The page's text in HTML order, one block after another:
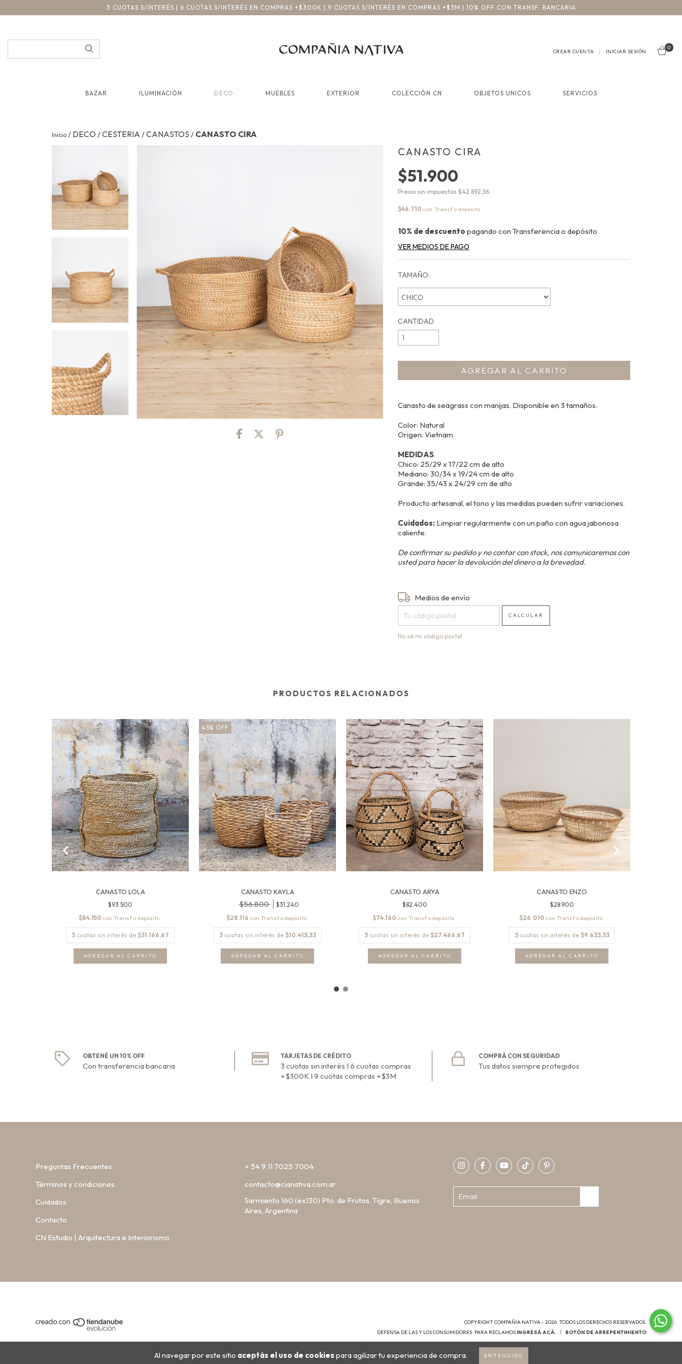
Al navegar por este sitio aceptás el uso de cookies para agilizar tu experiencia de compra. ENTENDIDO
3 CUOTAS S/INTERÉS | 6 CUOTAS S/INTERÉS EN COMPRAS +$300K | 9 CUOTAS S/INTERÉS EN COMPRAS +$3M | 10% OFF CON TRANSF. BANCARIA
CREAR CUENTA INICIAR SESIÓN
0
BAZAR ILUMINACIÓN DECO MUEBLES EXTERIOR COLECCIÓN CN OBJETOS UNICOS SERVICIOS
Inicio / DECO /CESTERIA /CANASTOS / CANASTO CIRA
CANASTO CIRA
$51.900
Precio sin impuestos$42.892,56
$46.710 con
10% de descuento pagando con Transferencia o depósito
VER MEDIOS DE PAGO
TAMAÑO:
CANTIDAD
Canasto de seagrass con manijas. Disponible en 3 tamaños.
Color: Natural
Origen: Vietnam
MEDIDAS
Chico: 25/29 x 17/22 cm de alto
Mediano: 30/34 x 19/24 cm de alto
Grande: 35/43 x 24/29 cm de alto
Producto artesanal, el tono y las medidas pueden sufrir variaciones.
Cuidados: Limpiar regularmente con un paño con agua jabonosa
caliente.
De confirmar su pedido y no contar con stock, nos comunicaremos con
usted para hacer la devolución del dinero a la brevedad.
Entregas para el CP:
Medios de envío
CALCULAR
No sé mi código postal
PRODUCTOS RELACIONADOS
CANASTO LOLA
$93.500
$84.150 con
3 cuotas sin interés de $31.166,67
45% OFF
CANASTO KAYLA
$56.800
$31.240
$28.116 con
3 cuotas sin interés de $10.413,33
AGREGAR AL CARRITO
CANASTO ARYA
$82.400
$74.160 con
3 cuotas sin interés de $27.466,67
AGREGAR AL CARRITO
CANASTO ENZO
$28.900
$26.010 con
3 cuotas sin interés de $9.633,33
AGREGAR AL CARRITO
OBTENÉ UN 10% OFF
Con transferencia bancaria
TARJETAS DE CRÉDITO
3 cuotas sin interés I 6 cuotas compras
+$300K I 9 cuotas compras +$3M
COMPRÁ CON SEGURIDAD
Tus datos siempre protegidos
Preguntas Frecuentes
Términos y condiciones
Cuidados
Contacto
CN Estudio | Arquitectura e Interiorismo
+ 54 9 11 7025 7004
contacto@cianativa.com.ar
Sarmiento 160 (ex130) Pto. de Frutos. Tigre, Buenos
Aires, Argentina
COPYRIGHT COMPAÑIA NATIVA - 2026. TODOS LOS DERECHOS RESERVADOS.
DEFENSA DE LAS Y LOS CONSUMIDORES. PARA RECLAMOS INGRESÁ ACÁ. / BOTÓN DE ARREPENTIMIENTO